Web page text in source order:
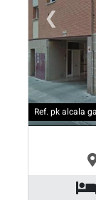
❮
Ref. pk alcala